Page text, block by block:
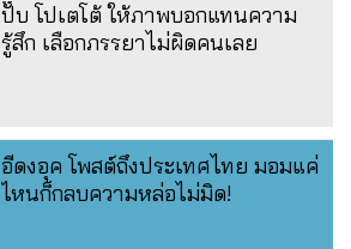
ปั๊บ โปเตโต้ ให้ภาพบอกแทนความ
รู้สึก เลือกภรรยาไม่ผิดคนเลย
อีดงอุค โพสต์ถึงประเทศไทย มอมแค่
ไหนก็กลบความหล่อไม่มิด!